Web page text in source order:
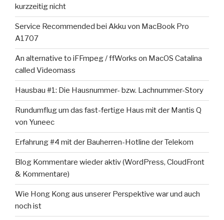
kurzzeitig nicht
Service Recommended bei Akku von MacBook Pro
A1707
An alternative to iFFmpeg / ffWorks on MacOS Catalina
called Videomass
Hausbau #1: Die Hausnummer- bzw. Lachnummer-Story
Rundumflug um das fast-fertige Haus mit der Mantis Q
von Yuneec
Erfahrung #4 mit der Bauherren-Hotline der Telekom
Blog Kommentare wieder aktiv (WordPress, CloudFront
& Kommentare)
Wie Hong Kong aus unserer Perspektive war und auch
noch ist